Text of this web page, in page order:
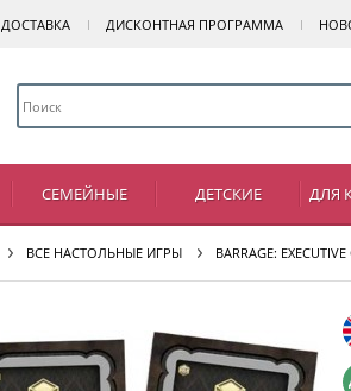
ДОСТАВКА ДИСКОНТНАЯ ПРОГРАММА
СЕМЕЙНЫЕ ДЕТСКИЕ ДЛЯ
ВСЕ НАСТОЛЬНЫЕ ИГРЫ BARRAGE: